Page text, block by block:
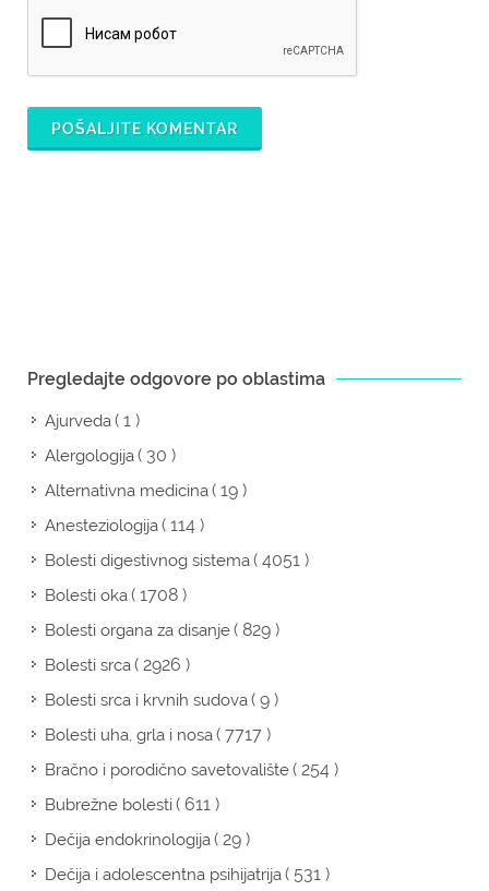
POŠALJITE KOMENTAR
Pregledajte odgovore po oblastima
Ajurveda( 1 )
Alergologija( 30 )
Alternativna medicina( 19 )
Anesteziologija( 114 )
Bolesti digestivnog sistema( 4051 )
Bolesti oka( 1708 )
Bolesti organa za disanje( 829 )
Bolesti srca( 2926 )
Bolesti srca i krvnih sudova( 9 )
Bolesti uha, grla i nosa( 7717 )
Bračno i porodično savetovalište( 254 )
Bubrežne bolesti( 611 )
Dečija endokrinologija( 29 )
Dečija i adolescentna psihijatrija( 531 )